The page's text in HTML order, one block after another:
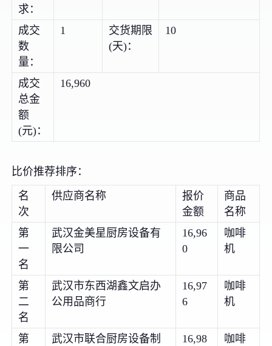
求：
成交
数
量：
1
交货期限
(天)：
10
成交
总金
额
(元)：
16,960
比价推荐排序：
名
次
供应商名称
报价
金额
商品
名称
第
一
名
武汉金美星厨房设备有
限公司
16,96
0
咖啡
机
第
二
名
武汉市东西湖鑫文启办
公用品商行
16,97
6
咖啡
机
第 武汉市联合厨房设备制 16,98 咖啡